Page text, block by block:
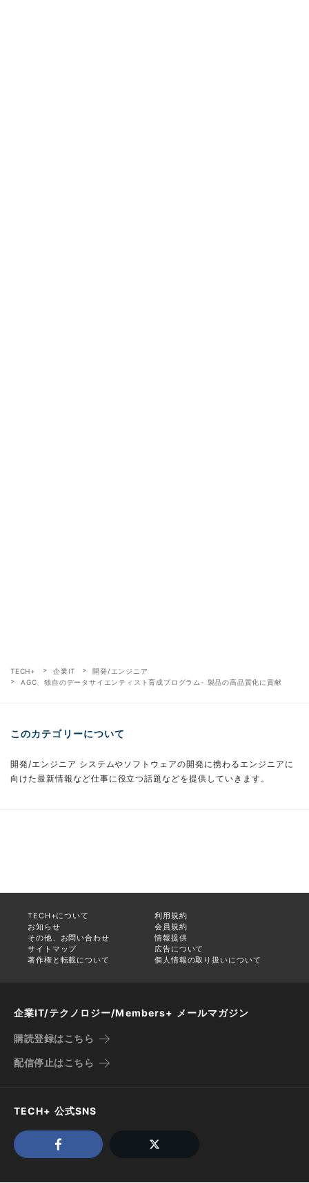
TECH+ 企業IT
開発/エンジニア
AGC、独自のデータサイエンティスト育成プログラム- 製品の高品質化に貢献
このカテゴリーについて
開発/エンジニア システムやソフトウェアの開発に携わるエンジニアに
向けた最新情報など仕事に役立つ話題などを提供していきます。
TECH+について
利用規約
お知らせ
会員規約
その他、お問い合わせ
情報提供
サイトマップ
広告について
著作権と転載について
個人情報の取り扱いについて
企業IT/テクノロジー/Members+ メールマガジン
購読登録はこちら
配信停止はこちら
TECH+ 公式SNS